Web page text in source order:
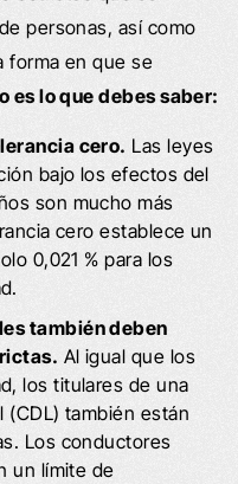
personas, así como
forma en que se
es lo que debes saber:
cero. Las leyes
bajo los efectos del
son mucho más
cero establece un
0,021 % para los
también deben
Al igual que los
los titulares de una
(CDL) también están
Los conductores
un límite de